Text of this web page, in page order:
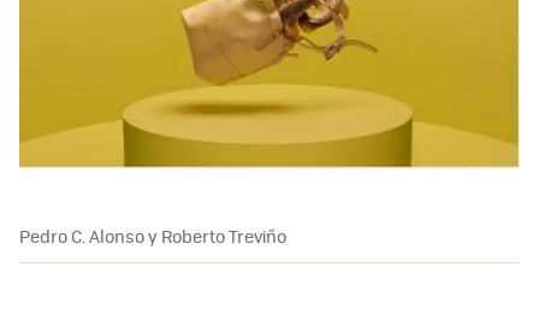
Pedro C. Alonso y Roberto Treviño